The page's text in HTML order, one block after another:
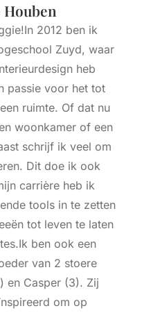
Houben
2012 ben ik
Zuyd, waar
heb
passie voor het tot
ruimte. Of dat nu
woonkamer of een
schrijf ik veel om
Dit doe ik ook
carrière heb ik
tools in te zetten
tot leven te laten
ben ook een
van 2 stoere
en Casper (3). Zij
om op